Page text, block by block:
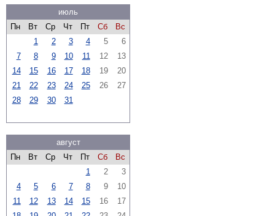
июль
Пн
Вт Ср Чт Пт Сб
Вс
1
2 3 4 5
6
7
8 9 10 11 12
13
14
15 16 17 18 19
20
21
22 23 24 25 26
27
28
29 30 31
август
Пн
Вт Ср Чт Пт Сб
Вс
1
2
3
4
5 6 7 8 9
10
11
12 13 14 15 16
17